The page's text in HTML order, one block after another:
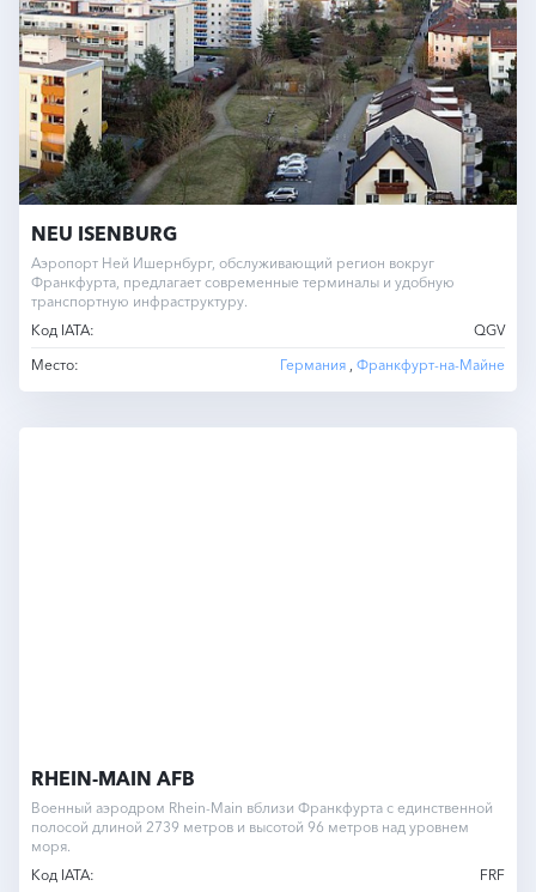
NEU ISENBURG
Аэропорт Ней Ишернбург, обслуживающий регион вокруг
Франкфурта, предлагает современные терминалы и удобную
транспортную инфраструктуру.
Код IATA:
QGV
Место:
Германия , Франкфурт-на-Майне
RHEIN-MAIN AFB
Военный аэродром Rhein-Main вблизи Франкфурта с единственной
полосой длиной 2739 метров и высотой 96 метров над уровнем
моря.
Код IATA:
FRF